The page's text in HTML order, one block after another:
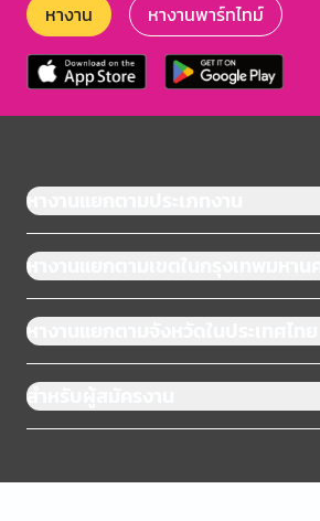
หางาน หางานพาร์ทไทม์
หางานแยกตามประเภทงาน
หางานแยกตามเขตในกรุงเทพมหานคร
หางานแยกตามจังหวัดในประเทศไทย
สำหรับผู้สมัครงาน